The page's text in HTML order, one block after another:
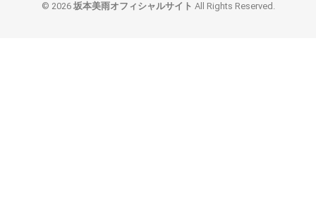
© 2026 坂本美雨オフィシャルサイト All Rights Reserved.